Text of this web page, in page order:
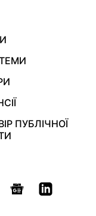
ПУБЛІЧНОЇ